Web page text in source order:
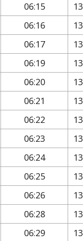
06:15
06:16
06:17
06:19
06:20
06:21
06:22
06:23
06:24
06:25
06:26
06:28
06:29